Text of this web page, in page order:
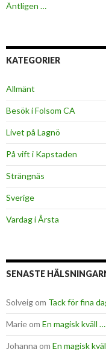
Äntligen …
KATEGORIER
Allmänt
Besök i Folsom CA
Livet på Lagnö
På vift i Kapstaden
Strängnäs
Sverige
Vardag i Årsta
SENASTE
Solveigom Tack för fina
Marieom En magisk kväll …
Johanna om En magisk